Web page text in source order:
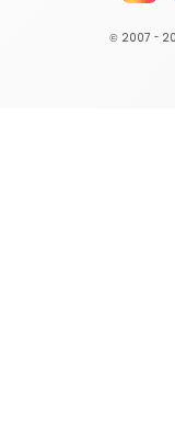
© 2007 -